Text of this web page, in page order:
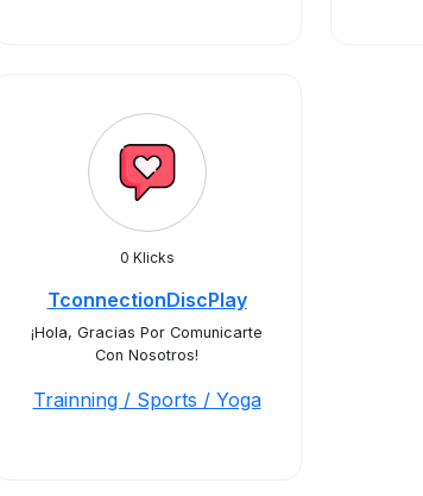
0 Klicks
TconnectionDiscPlay
¡Hola, Gracias Por Comunicarte
Con Nosotros!
Trainning / Sports / Yoga